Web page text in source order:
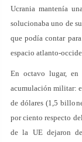
Ucrania mantenía
solucionaba uno de
que podía contar
espacio atlanto-
En octavo lugar,
acumulación militar:
de dólares (1,5
por ciento respecto
de la UE dejaron